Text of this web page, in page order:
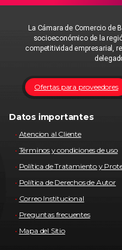
La Cámara de Comercio de
socioeconómico de la
competitividad empresarial,
Ofertas para proveedores
Datos importantes
Atencion al Cliente
Términos y condiciones de uso
Política de Tratamiento y
Política de Derechos de Autor
Correo Institucional
Preguntas frecuentes
Mapa del Sitio